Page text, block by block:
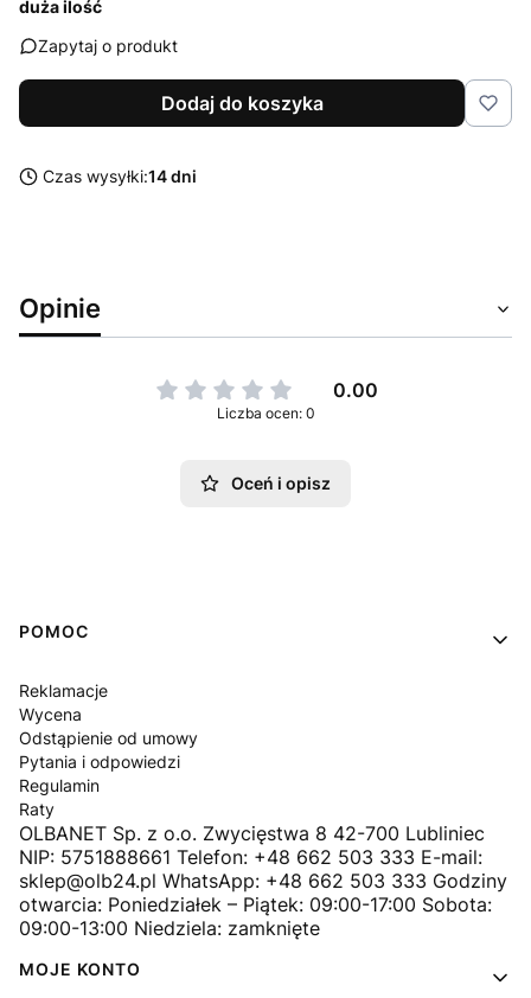
duża ilość
Zapytaj o produkt
Dodaj do koszyka
Czas wysyłki:14 dni
Opinie
0.00
Liczba ocen: 0
Oceń i opisz
Linki w stopce
POMOC
Reklamacje
Wycena
Odstąpienie od umowy
Pytania i odpowiedzi
Regulamin
Raty
OLBANET Sp. z o.o. Zwycięstwa 8 42-700 Lubliniec
NIP: 5751888661 Telefon: +48 662 503 333 E-mail:
sklep@olb24.pl WhatsApp: +48 662 503 333 Godziny
otwarcia: Poniedziałek – Piątek: 09:00-17:00 Sobota:
09:00-13:00 Niedziela: zamknięte
MOJE KONTO